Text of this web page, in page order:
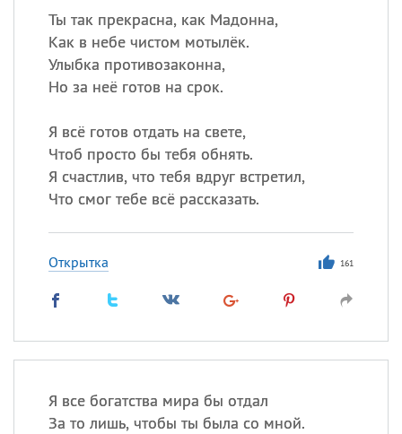
Ты так прекрасна, как Мадонна,
Как в небе чистом мотылёк.
Улыбка противозаконна,
Но за неё готов на срок.
Я всё готов отдать на свете,
Чтоб просто бы тебя обнять.
Я счастлив, что тебя вдруг встретил,
Что смог тебе всё рассказать.
Открытка 161
Я все богатства мира бы отдал
За то лишь, чтобы ты была со мной.